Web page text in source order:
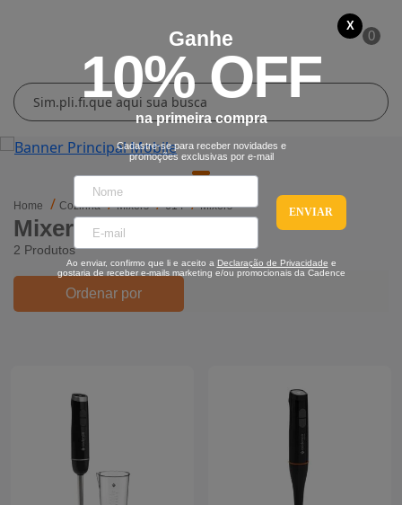
0
Home Cozinha Mixers 614 Mixers
Mixers
2 Produtos
Ordenar por
X
Ganhe
10% OFF
na primeira compra
Cadastre-se para receber novidades e
promoções exclusivas por e-mail
ENVIAR
Ao enviar, confirmo que li e aceito a Declaração de Privacidade e
gostaria de receber e-mails marketing e/ou promocionais da Cadence
Cozinha
Grills e Sanduicheiras
Chaleiras Elétricas
Processadores
Lar
Conforto Térmico
Ventiladores
Cuidados Pessoais
Cortadores de Cabelo
Pranchas